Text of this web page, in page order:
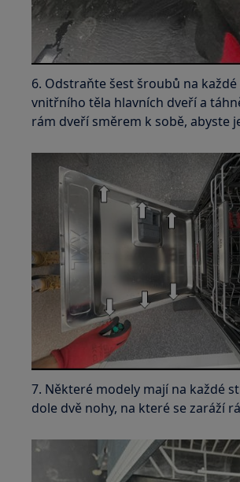
6. Odstraňte šest šroubů na
vnitřního těla hlavních dveří a
rám dveří směrem k sobě, abyste
7. Některé modely mají na každé
dole dvě nohy, na které se zaráží